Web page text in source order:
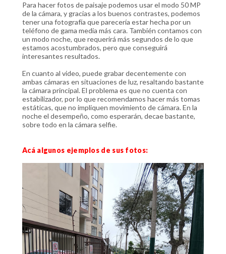
Para hacer fotos de paisaje podemos usar el modo 50 MP
de la cámara, y gracias a los buenos contrastes, podemos
tener una fotografía que parecería estar hecha por un
teléfono de gama media más cara. También contamos con
un modo noche, que requerirá más segundos de lo que
estamos acostumbrados, pero que conseguirá
interesantes resultados.
En cuanto al video, puede grabar decentemente con
ambas cámaras en situaciones de luz, resaltando bastante
la cámara principal. El problema es que no cuenta con
estabilizador, por lo que recomendamos hacer más tomas
estáticas, que no impliquen movimiento de cámara. En la
noche el desempeño, como esperarán, decae bastante,
sobre todo en la cámara selfie.
Acá algunos ejemplos de sus fotos: